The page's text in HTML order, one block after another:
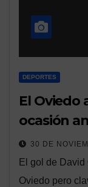
DEPORTES
El Oviedo
ocasión
30 DE
El gol de David
Oviedo pero